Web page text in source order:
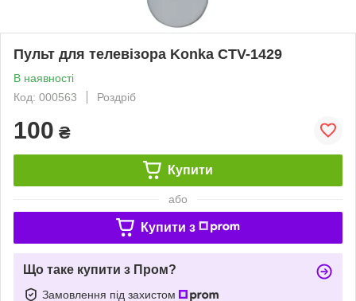
Пульт для телевізора Konka CTV-1429
В наявності
Код: 000563
Роздріб
100 ₴
Купити
або
Купити з
Що таке купити з Пром?
Замовлення під захистом